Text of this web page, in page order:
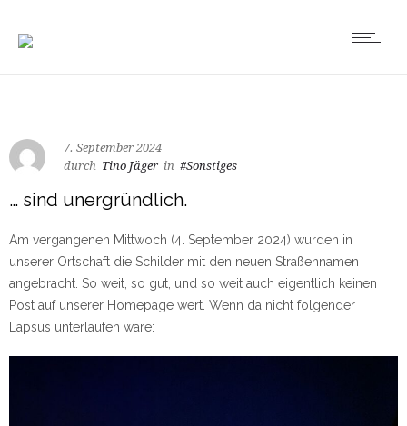
7. September 2024
durch Tino Jäger in #Sonstiges
… sind unergründlich.
Am vergangenen Mittwoch (4. September 2024) wurden in
unserer Ortschaft die Schilder mit den neuen Straßennamen
angebracht. So weit, so gut, und so weit auch eigentlich keinen
Post auf unserer Homepage wert. Wenn da nicht folgender
Lapsus unterlaufen wäre: